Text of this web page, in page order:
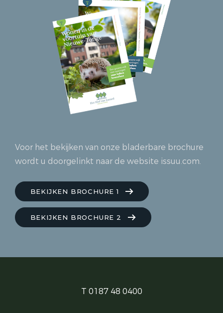
Voor het bekijken van onze bladerbare brochure
wordt u doorgelinkt naar de website issuu.com.
BEKIJKEN BROCHURE 1
BEKIJKEN BROCHURE 2
T 0187 48 0400